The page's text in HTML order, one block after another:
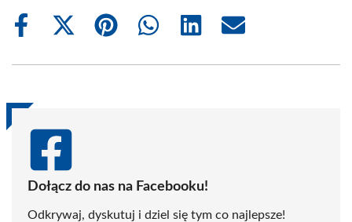
Share
Share
(Twitter)
Share
Share
Share
Share
Dołącz do nas na Facebooku!
Odkrywaj, dyskutuj i dziel się tym co najlepsze!